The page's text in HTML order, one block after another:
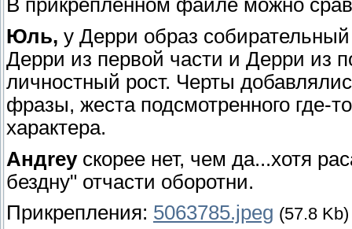
В прикрепленном файле можно
Юль, у Дерри образ
Дерри из первой части и Дерри из
личностный рост. Черты
фразы, жеста подсмотренного где-
характера.
Андreyскорее нет, чем да...хотя
бездну" отчасти оборотни.
Прикрепления: 5063785.jpeg (57.8 Kb)